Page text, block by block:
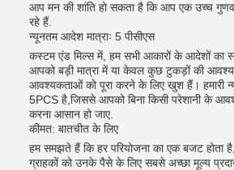
आप मन की शांति हो सकता है कि आप एक उच्च
रहे हैं.
न्यूनतम आदेश मात्राः 5 पीसीएस
कस्टम एंड मिल्स में, हम सभी आकारों के आदेशों का
आपको बड़ी मात्रा में या केवल कुछ टुकड़ों की
आवश्यकताओं को पूरा करने के लिए खुश हैं। हमारी
5PCS है,जिससे आपको बिना किसी परेशानी के
करना आसान हो जाए.
कीमत: बातचीत के लिए
हम समझते हैं कि हर परियोजना का एक बजट होता है,
ग्राहकों को उनके पैसे के लिए सबसे अच्छा मूल्य